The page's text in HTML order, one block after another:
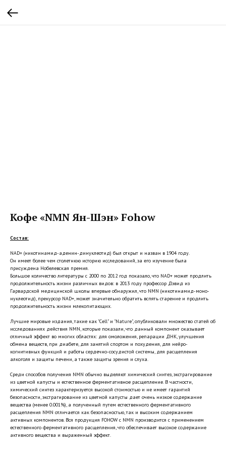
Кофе «NMN Ян-Шэн» Fohow
Состав:
NAD+ (никотинамид-аденин-динуклеотид) был открыт и назван в 1904 году.
Он имеет более чем столетнюю историю исследований, за его изучение была
присуждена Нобелевская премия.
Большое количество литературы с 2000 по 2012 год показало, что NAD+ может продлить
продолжительность жизни различных видов: в 2013 году профессор Дэвид из
Гарвардской медицинской школы впервые обнаружил, что NMN (никотинамид-моно-
нуклеотид), прекурсор NAD+, может значительно обратить вспять старение и продлить
продолжительность жизни млекопитающих.
Лучшие мировые издания, такие как "Cell" и "Nature", опубликовали множество статей об
исследованиях действия NMN, которые показали, что данный компонент оказывает
отличный эффект во многих областях: для омоложения, репарации ДНК, улучшения
обмена веществ, при диабете, для занятий спортом и похудения, для нейро-
когнитивных функций и работы сердечно-сосудистой системы, для расщепления
алкоголя и защиты печени, а также защиты зрения и слуха.
Среди способов получения NMN обычно выделяют химический синтез, экстрагирование
из цветной капусты и естественное ферментативное расщепление. В частности,
химический синтез характеризуется высокой стоимостью и не имеет гарантий
безопасности, экстрагирование из цветной капусты дает очень низкое содержание
вещества (менее 0.001%), а полученный путем естественного ферментативного
расщепления NMN отличается как безопасностью, так и высоким содержанием
активных компонентов. Вся продукция FOHOW с NMN производится с применением
естественного ферментативного расщепления, что обеспечивает высокое содержание
активного вещества и выраженный эффект.